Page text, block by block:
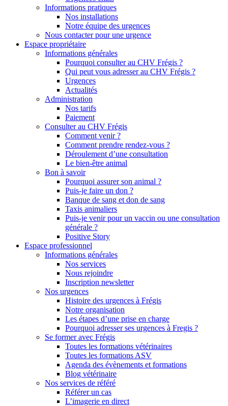
Informations pratiques
Nos installations
Notre équipe des urgences
Nous contacter pour une urgence
Espace propriétaire
Informations générales
Pourquoi consulter au CHV Frégis ?
Qui peut vous adresser au CHV Frégis ?
Urgences
Actualités
Administration
Nos tarifs
Paiement
Consulter au CHV Frégis
Comment venir ?
Comment prendre rendez-vous ?
Déroulement d’une consultation
Le bien-être animal
Bon à savoir
Pourquoi assurer son animal ?
Puis-je faire un don ?
Banque de sang et don de sang
Taxis animaliers
Puis-je venir pour un vaccin ou une consultation
générale ?
Positive Story
Espace professionnel
Informations générales
Nos services
Nous rejoindre
Inscription newsletter
Nos urgences
Histoire des urgences à Frégis
Notre organisation
Les étapes d’une prise en charge
Pourquoi adresser ses urgences à Fregis ?
Se former avec Frégis
Toutes les formations vétérinaires
Toutes les formations ASV
Agenda des évènements et formations
Blog vétérinaire
Nos services de référé
Référer un cas
L’imagerie en direct